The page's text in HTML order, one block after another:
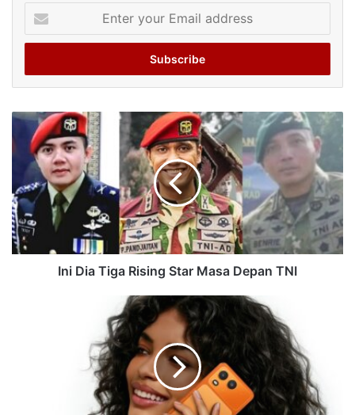
your
Email
Ini Dia Tiga Rising Star Masa Depan TNI